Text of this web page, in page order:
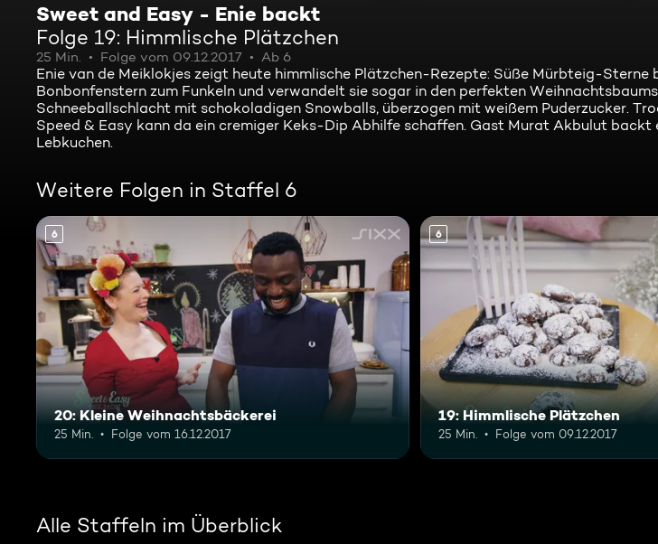
Sweet and Easy - Enie backt
Folge 19: Himmlische Plätzchen
25 Min. Folge vom 09.12.2017 Ab 6
Enie van de Meiklokjes zeigt heute himmlische Plätzchen-Rezepte: Süße Mürbteig-Sterne
Bonbonfenstern zum Funkeln und verwandelt sie sogar in den perfekten
Schneeballschlacht mit schokoladigen Snowballs, überzogen mit weißem Puderzucker.
Speed & Easy kann da ein cremiger Keks-Dip Abhilfe schaffen. Gast Murat Akbulut
Lebkuchen.
Weitere Folgen in Staffel 6
6
20: Kleine Weihnachtsbäckerei
25 Min. Folge vom 16.12.2017
6
19: Himmlische Plätzchen
25 Min. Folge vom 09.12.2017
Alle Staffeln im Überblick